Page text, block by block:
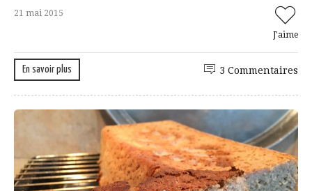
21 mai 2015
J'aime
En savoir plus 3 Commentaires